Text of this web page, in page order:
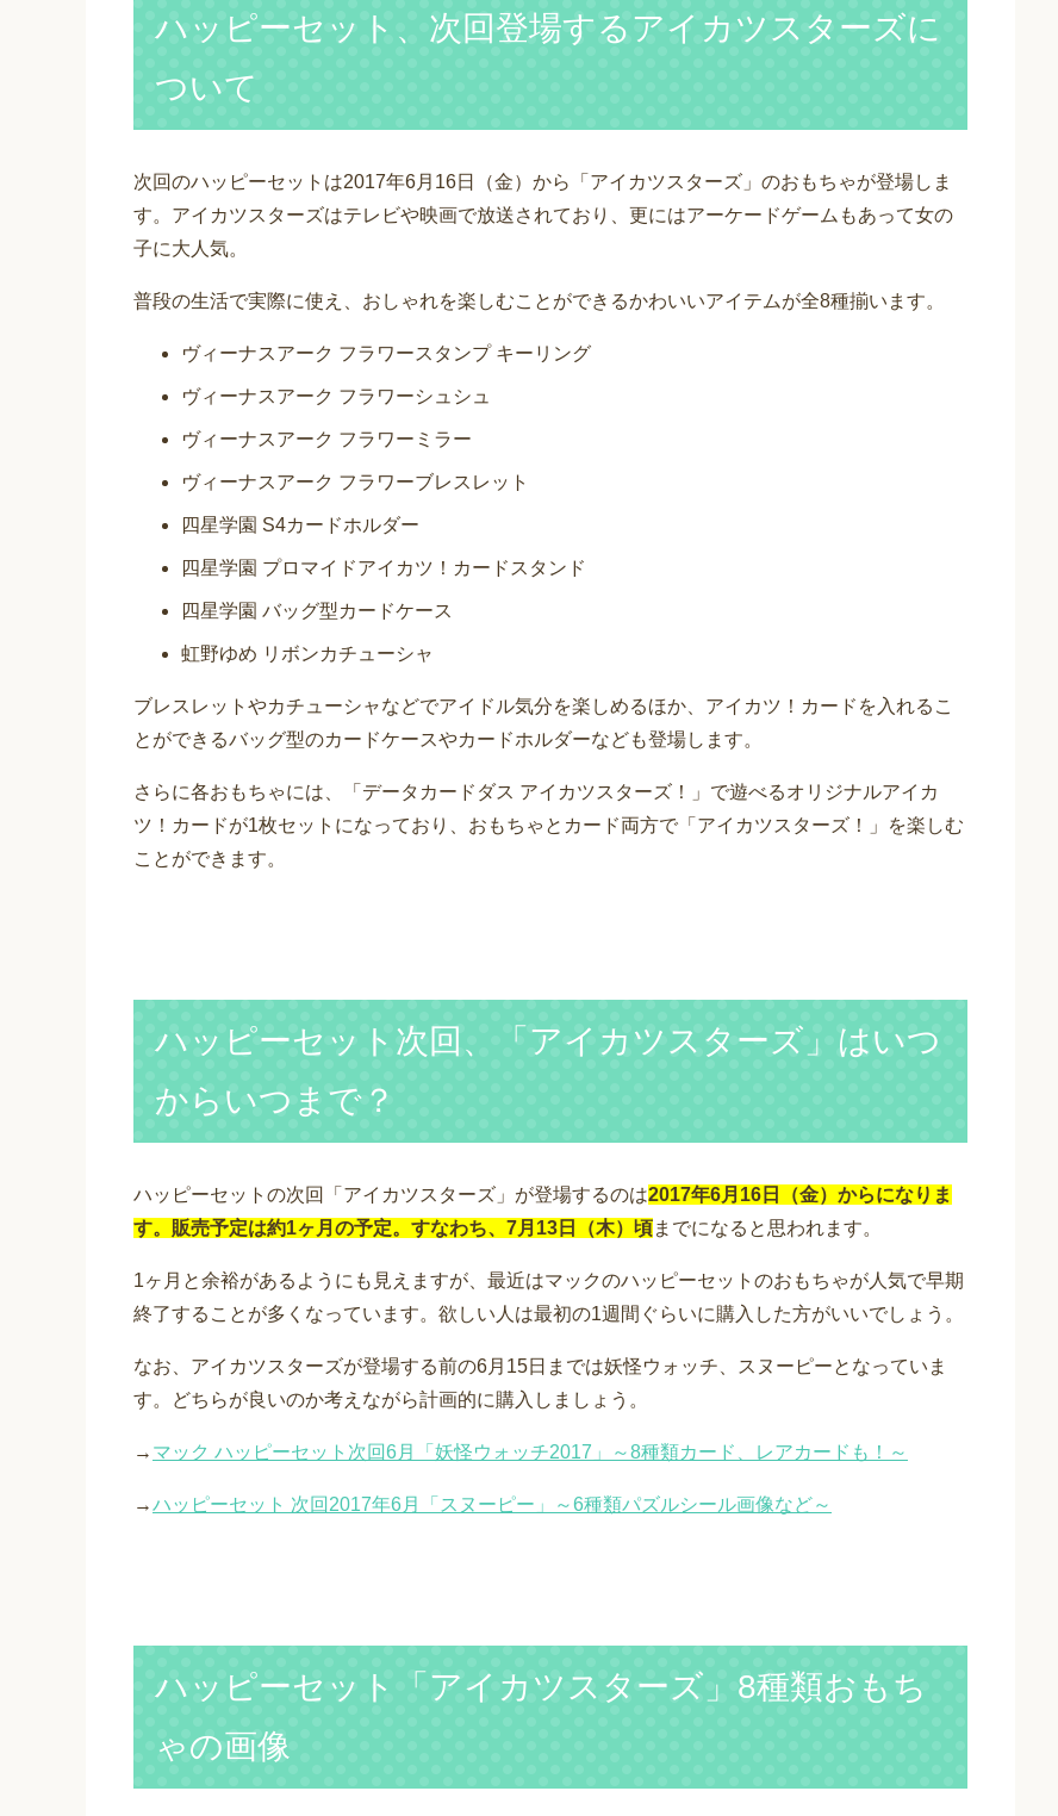
ハッピーセット、次回登場するアイカツスターズに
ついて
次回のハッピーセットは2017年6月16日（金）から「アイカツスターズ」のおもちゃが登場しま
す。アイカツスターズはテレビや映画で放送されており、更にはアーケードゲームもあって女の
子に大人気。
普段の生活で実際に使え、おしゃれを楽しむことができるかわいいアイテムが全8種揃います。
ヴィーナスアーク フラワースタンプ キーリング
ヴィーナスアーク フラワーシュシュ
ヴィーナスアーク フラワーミラー
ヴィーナスアーク フラワーブレスレット
四星学園 S4カードホルダー
四星学園 プロマイドアイカツ！カードスタンド
四星学園 バッグ型カードケース
虹野ゆめ リボンカチューシャ
ブレスレットやカチューシャなどでアイドル気分を楽しめるほか、アイカツ！カードを入れるこ
とができるバッグ型のカードケースやカードホルダーなども登場します。
さらに各おもちゃには、「データカードダス アイカツスターズ！」で遊べるオリジナルアイカ
ツ！カードが1枚セットになっており、おもちゃとカード両方で「アイカツスターズ！」を楽しむ
ことができます。
ハッピーセット次回、「アイカツスターズ」はいつ
からいつまで？
ハッピーセットの次回「アイカツスターズ」が登場するのは2017年6月16日（金）からになりま
す。販売予定は約1ヶ月の予定。すなわち、7月13日（木）頃までになると思われます。
1ヶ月と余裕があるようにも見えますが、最近はマックのハッピーセットのおもちゃが人気で早期
終了することが多くなっています。欲しい人は最初の1週間ぐらいに購入した方がいいでしょう。
なお、アイカツスターズが登場する前の6月15日までは妖怪ウォッチ、スヌーピーとなっていま
す。どちらが良いのか考えながら計画的に購入しましょう。
→ マック ハッピーセット次回6月「妖怪ウォッチ2017」～8種類カード、レアカードも！～
→ハッピーセット 次回2017年6月「スヌーピー」～6種類パズルシール画像など～
ハッピーセット「アイカツスターズ」8種類おもち
ゃの画像